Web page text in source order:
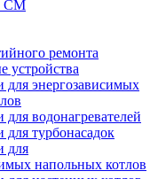
CM
ремонта
устройства
для энергозависимых
для водонагревателей
для турбонасадок
для
напольных котлов